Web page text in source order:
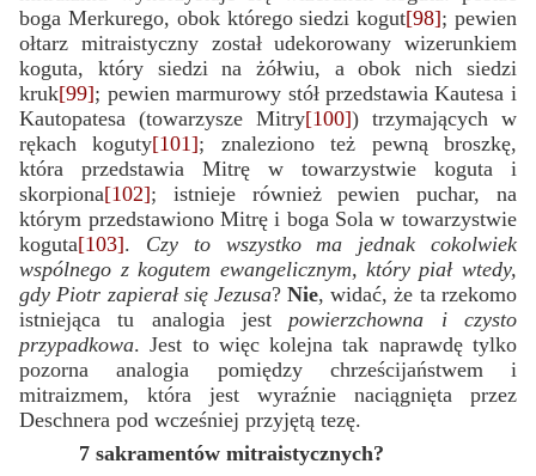
boga Merkurego, obok którego siedzi kogut[98]; pewien
ołtarz mitraistyczny został udekorowany wizerunkiem
koguta, który siedzi na żółwiu, a obok nich siedzi
kruk[99]; pewien marmurowy stół przedstawia Kautesa i
Kautopatesa (towarzysze Mitry[100]) trzymających w
rękach koguty[101]; znaleziono też pewną broszkę,
która przedstawia Mitrę w towarzystwie koguta i
skorpiona[102]; istnieje również pewien puchar, na
którym przedstawiono Mitrę i boga Sola w towarzystwie
koguta[103]. Czy to wszystko ma jednak cokolwiek
wspólnego z kogutem ewangelicznym, który piał wtedy,
gdy Piotr zapierał się Jezusa?Nie, widać, że ta rzekomo
istniejąca tu analogia jest powierzchowna i czysto
przypadkowa. Jest to więc kolejna tak naprawdę tylko
pozorna analogia pomiędzy chrześcijaństwem i
mitraizmem, która jest wyraźnie naciągnięta przez
Deschnera pod wcześniej przyjętą tezę.
7 sakramentów mitraistycznych?